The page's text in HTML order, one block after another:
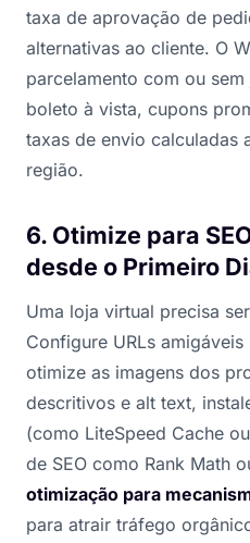
taxa de aprovação de
alternativas ao cliente. O
parcelamento com ou
boleto à vista, cupons
taxas de envio calculadas
região.
6. Otimize para
desde o Primeiro
Uma loja virtual precisa
Configure URLs
otimize as imagens dos
descritivos e alt text,
(como LiteSpeed Cache
de SEO como Rank Math
otimização para
para atrair tráfego